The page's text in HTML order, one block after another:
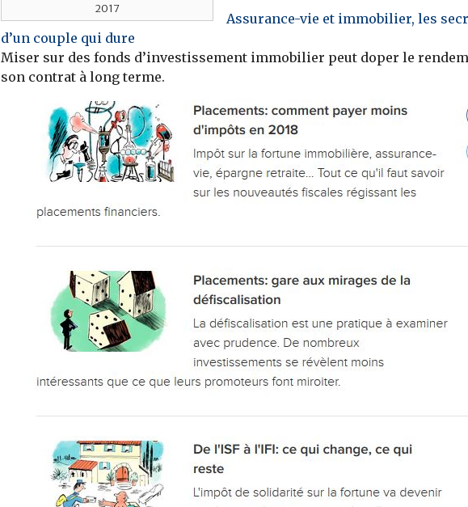
2017
Assurance-vie et immobilier, les
d’un couple qui dure
Miser sur des fonds d’investissement immobilier peut doper le
son contrat à long terme.